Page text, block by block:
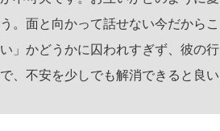
。面と向かって話せない今だからこ
」かどうかに囚われすぎず、彼の行
、不安を少しでも解消できると良い